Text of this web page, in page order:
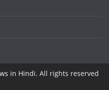
in Hindi. All rights reserved